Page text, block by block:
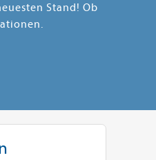
Stand! Ob